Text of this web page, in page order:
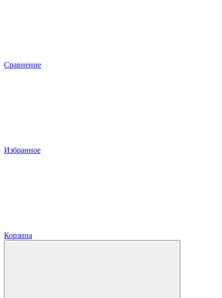
Сравнение
Избранное
Корзина